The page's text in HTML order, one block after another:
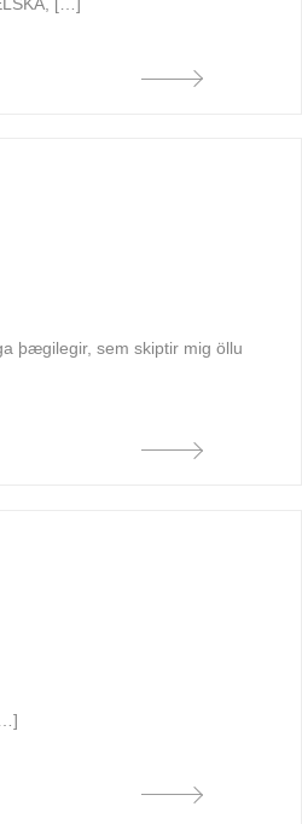
[…]
þægilegir, sem skiptir mig öllu